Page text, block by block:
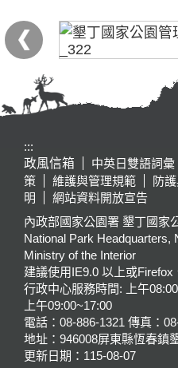
:::
政風信箱
中英日雙語詞彙
策
維護與管理規範 防
明
網站資料開放宣告
內政部國家公園署 墾丁國家
National Park Headquarters,
Ministry of the Interior
建議使用IE9.0 以上或
行政中心服務時間: 上午
上午09:00~17:00
電話：08-886-1321 傳真：
地址：946008屏東縣恆春鎮
更新日期： 115-08-07